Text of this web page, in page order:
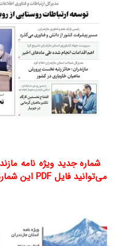
شماره جدید ویژه نامه
می‌توانید فایل PDF این شماره را دانلود کنید